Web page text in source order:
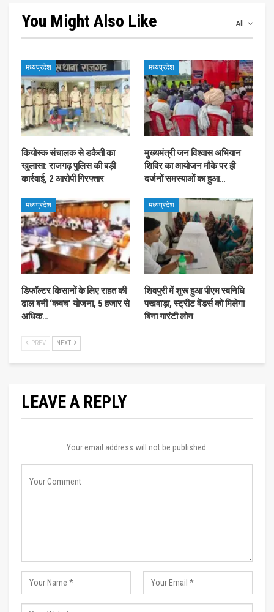
All
You Might Also Like
मध्यप्रदेश
कियोस्क संचालक से डकैती का
खुलासा: राजगढ़ पुलिस की बड़ी
कार्रवाई, 2 आरोपी गिरफ्तार
मध्यप्रदेश
मुख्यमंत्री जन विश्वास अभियान
शिविर का आयोजन मौके पर ही
दर्जनों समस्याओं का हुआ…
मध्यप्रदेश
डिफॉल्टर किसानों के लिए राहत की
ढाल बनी ‘कवच’ योजना, 5 हजार से
अधिक…
मध्यप्रदेश
शिवपुरी में शुरू हुआ पीएम स्वनिधि
पखवाड़ा, स्ट्रीट वेंडर्स को मिलेगा
बिना गारंटी लोन
PREV NEXT
LEAVE A REPLY
Your email address will not be published.